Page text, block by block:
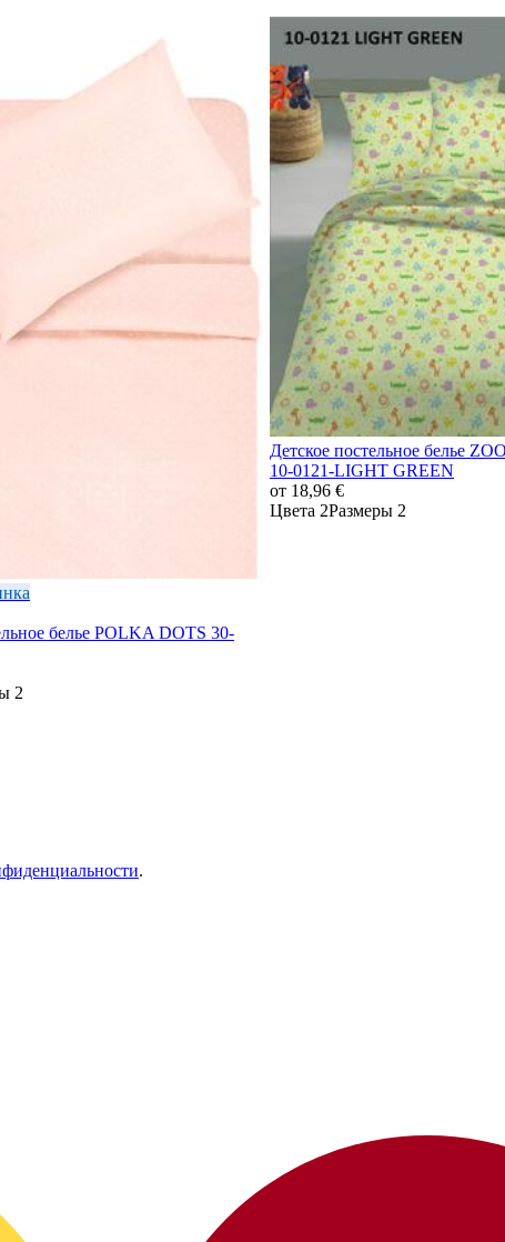
белье POLKA DOTS 30-
2
Детское постельное белье
10-0121-LIGHT GREEN
от 18,96 €
Цвета 2Размеры 2
.